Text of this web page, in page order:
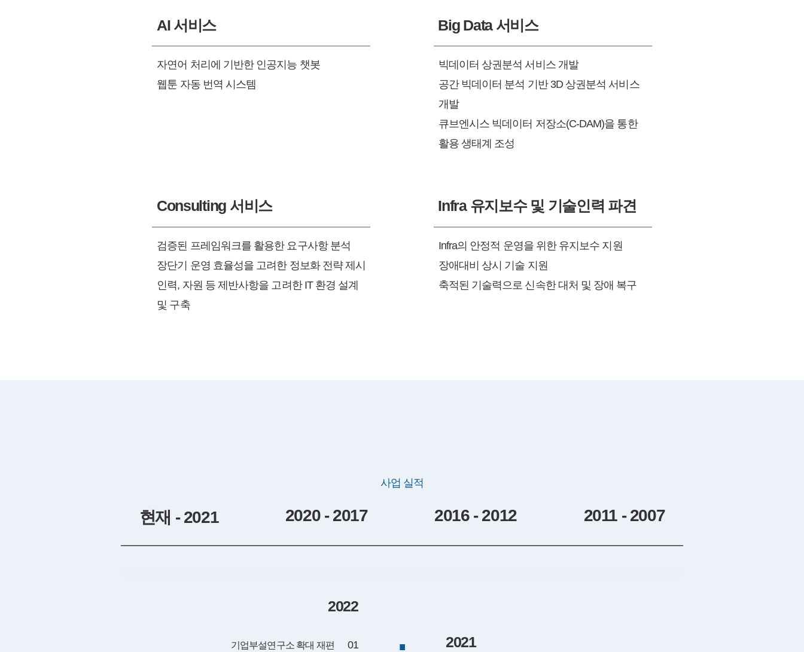
AI 서비스
자연어 처리에 기반한 인공지능 챗봇
웹툰 자동 번역 시스템
Big Data 서비스
빅데이터 상권분석 서비스 개발
공간 빅데이터 분석 기반 3D 상권분석 서비스
개발
큐브엔시스 빅데이터 저장소(C-DAM)을 통한
활용 생태계 조성
Consulting 서비스
검증된 프레임워크를 활용한 요구사항 분석
장단기 운영 효율성을 고려한 정보화 전략 제시
인력, 자원 등 제반사항을 고려한 IT 환경 설계
및 구축
Infra 유지보수 및 기술인력 파견
Infra의 안정적 운영을 위한 유지보수 지원
장애대비 상시 기술 지원
축적된 기술력으로 신속한 대처 및 장애 복구
사업 실적
현재 - 2021 2020 - 2017 2016 - 2012 2011 - 2007
2022
기업부설연구소 확대 재편 01 2021